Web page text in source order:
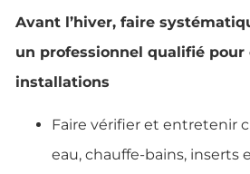
Avant l’hiver, faire
un professionnel qualifié pour
installations
Faire vérifier et entretenir
eau, chauffe-bains, inserts